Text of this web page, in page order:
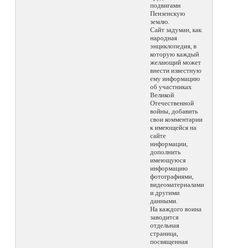
подвигами
Пензенскую
землю.
Сайт задуман, как
народная
энциклопедия, в
которую каждый
желающий может
внести известную
ему информацию
об участниках
Великой
Отечественной
войны, добавить
свои комментарии
к имеющейся на
сайте
информации,
дополнить
имеющуюся
информацию
фотографиями,
видеоматериалами
и другими
данными.
На каждого воина
заводится
отдельная
страница,
посвященная